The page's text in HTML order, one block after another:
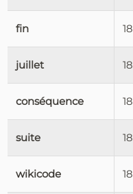
fin 18
juillet 18
conséquence 18
suite 18
wikicode 18